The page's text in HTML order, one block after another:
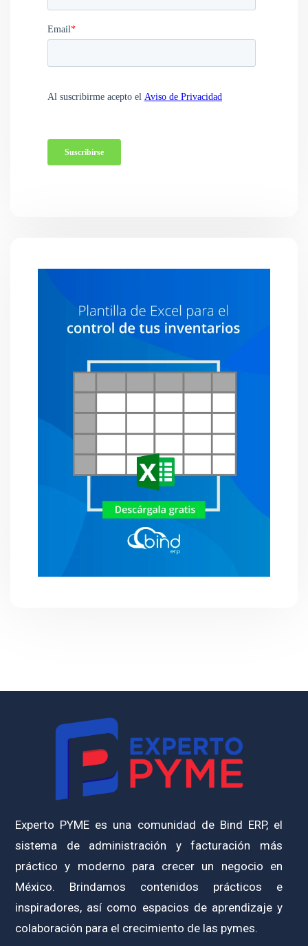
Experto PYME es una comunidad de Bind ERP, el
sistema de administración y facturación más
práctico y moderno para crecer un negocio en
México. Brindamos contenidos prácticos e
inspiradores, así como espacios de aprendizaje y
colaboración para el crecimiento de las pymes.